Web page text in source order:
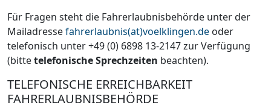
Für Fragen steht die Fahrerlaubnisbehörde unter der
Mailadressefahrerlaubnis(at)voelklingen.de oder
telefonisch unter +49 (0) 6898 13-2147 zur Verfügung
(bittetelefonische Sprechzeiten beachten).
TELEFONISCHE ERREICHBARKEIT
FAHRERLAUBNISBEHÖRDE